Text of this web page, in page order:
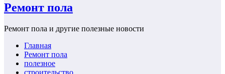
Ремонт пола
Ремонт пола и другие полезные новости
Главная
Ремонт пола
полезное
строительство